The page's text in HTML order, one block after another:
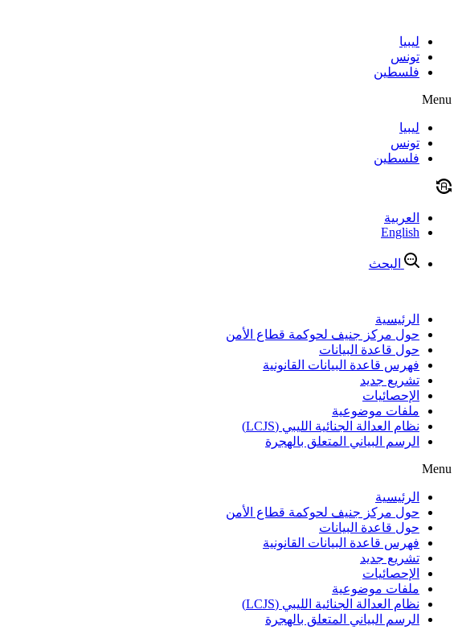
contentليبيا
تونس
فلسطين
Menu
ليبيا
تونس
فلسطين
العربية
English
البحث
الرئيسية
حول مركز جنيف لحوكمة قطاع الأمن
حول قاعدة البيانات
فهرس قاعدة البيانات القانونية
تشريع جديد
الإحصائيات
ملفات موضوعية
نظام العدالة الجنائية الليبي (LCJS)
الرسم البياني المتعلق بالهجرة
Menu
الرئيسية
حول مركز جنيف لحوكمة قطاع الأمن
حول قاعدة البيانات
فهرس قاعدة البيانات القانونية
تشريع جديد
الإحصائيات
ملفات موضوعية
نظام العدالة الجنائية الليبي (LCJS)
الرسم البياني المتعلق بالهجرة